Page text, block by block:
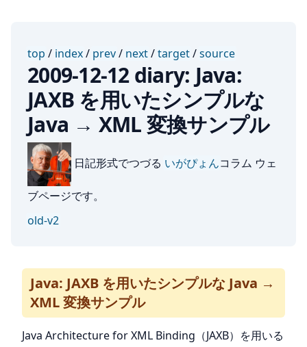
top / index/ prev/ next/target/source
2009-12-12 diary: Java:
JAXB を用いたシンプルな
Java → XML 変換サンプル
日記形式でつづる いがぴょんコラム ウェ
ブページです。
old-v2
Java: JAXB を用いたシンプルな Java →
XML 変換サンプル
Java Architecture for XML Binding（JAXB）を用いる